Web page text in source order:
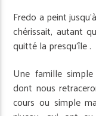
Fredo a peint
chérissait, autant
quitté la presqu’île .
Une famille
dont nous
cours ou simple